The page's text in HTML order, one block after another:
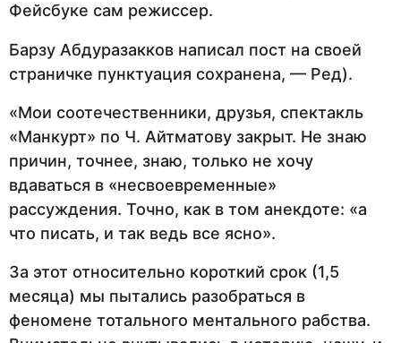
Фейсбуке сам режиссер.
Барзу Абдуразакков написал пост на своей
страничке пунктуация сохранена, — Ред).
«Мои соотечественники, друзья, спектакль
«Манкурт» по Ч. Айтматову закрыт. Не знаю
причин, точнее, знаю, только не хочу
вдаваться в «несвоевременные»
рассуждения. Точно, как в том анекдоте: «а
что писать, и так ведь все ясно».
За этот относительно короткий срок (1,5
месяца) мы пытались разобраться в
феномене тотального ментального рабства.